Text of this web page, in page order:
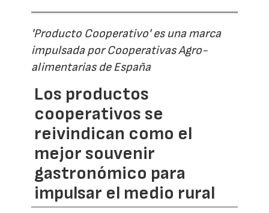
'Producto Cooperativo' es una marca
impulsada por Cooperativas Agro-
alimentarias de España
Los productos
cooperativos se
reivindican como el
mejor souvenir
gastronómico para
impulsar el medio rural